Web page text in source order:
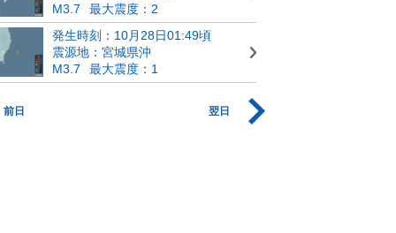
M3.7
最大震度：2
発生時刻：10月28日01:49頃
震源地：宮城県沖
M3.7
最大震度：1
前日 翌日